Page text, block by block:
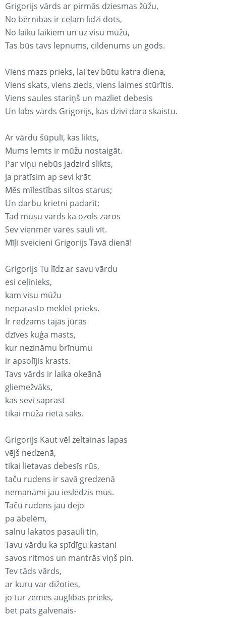
Grigorijs vārds ar pirmās dziesmas žūžu,
No bērnības ir ceļam līdzi dots,
No laiku laikiem un uz visu mūžu,
Tas būs tavs lepnums, cildenums un gods.
Viens mazs prieks, lai tev būtu katra diena,
Viens skats, viens zieds, viens laimes stūrītis.
Viens saules stariņš un mazliet debesis
Un labs vārds Grigorijs, kas dzīvi dara skaistu.
Ar vārdu šūpulī, kas likts,
Mums lemts ir mūžu nostaigāt.
Par viņu nebūs jadzird slikts,
Ja pratīsim ap sevi krāt
Mēs mīlestības siltos starus;
Un darbu krietni padarīt;
Tad mūsu vārds kā ozols zaros
Sev vienmēr varēs sauli vīt.
Mīļi sveicieni Grigorijs Tavā dienā!
Grigorijs Tu līdz ar savu vārdu
esi ceļinieks,
kam visu mūžu
neparasto meklēt prieks.
Ir redzams tajās jūrās
dzīves kuģa masts,
kur nezināmu brīnumu
ir apsolījis krasts.
Tavs vārds ir laika okeānā
gliemežvāks,
kas sevi saprast
tikai mūža rietā sāks.
Grigorijs Kaut vēl zeltainas lapas
vējš nedzenā,
tikai lietavas debesīs rūs,
taču rudens ir savā gredzenā
nemanāmi jau ieslēdzis mūs.
Taču rudens jau dejo
pa ābelēm,
salnu lakatos pasauli tin,
Tavu vārdu ka spīdīgu kastani
savos ritmos un mantrās viņš pin.
Tev tāds vārds,
ar kuru var dižoties,
jo tur zemes auglības prieks,
bet pats galvenais-